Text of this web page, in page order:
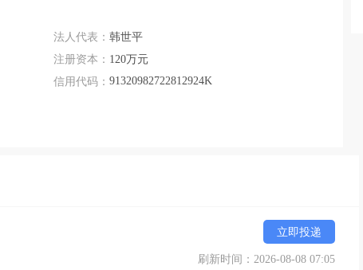
法人代表： 韩世平
注册资本： 120万元
信用代码： 91320982722812924K
立即投递
刷新时间：2026-08-08 07:05